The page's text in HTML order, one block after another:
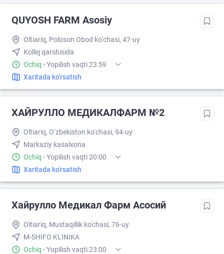
QUYOSH FARM Asosiy
Oltiariq, Poloson Obod ko‘chasi, 47-uy
Kollej qarshisida
Ochiq · Yopilish vaqti 23:59
Xaritada ko'rsatish
ХАЙРУЛЛО МЕДИКАЛФАРМ №2
Oltiariq, O‘zbekiston ko‘chasi, 94-uy
Markaziy kasalxona
Ochiq · Yopilish vaqti 20:00
Xaritada ko'rsatish
Хайрулло Медикал Фарм Асосий
Oltiariq, Mustaqillik ko'chasi, 76-uy
M-SHIFO KLINIKA
Ochiq · Yopilish vaqti 23:00